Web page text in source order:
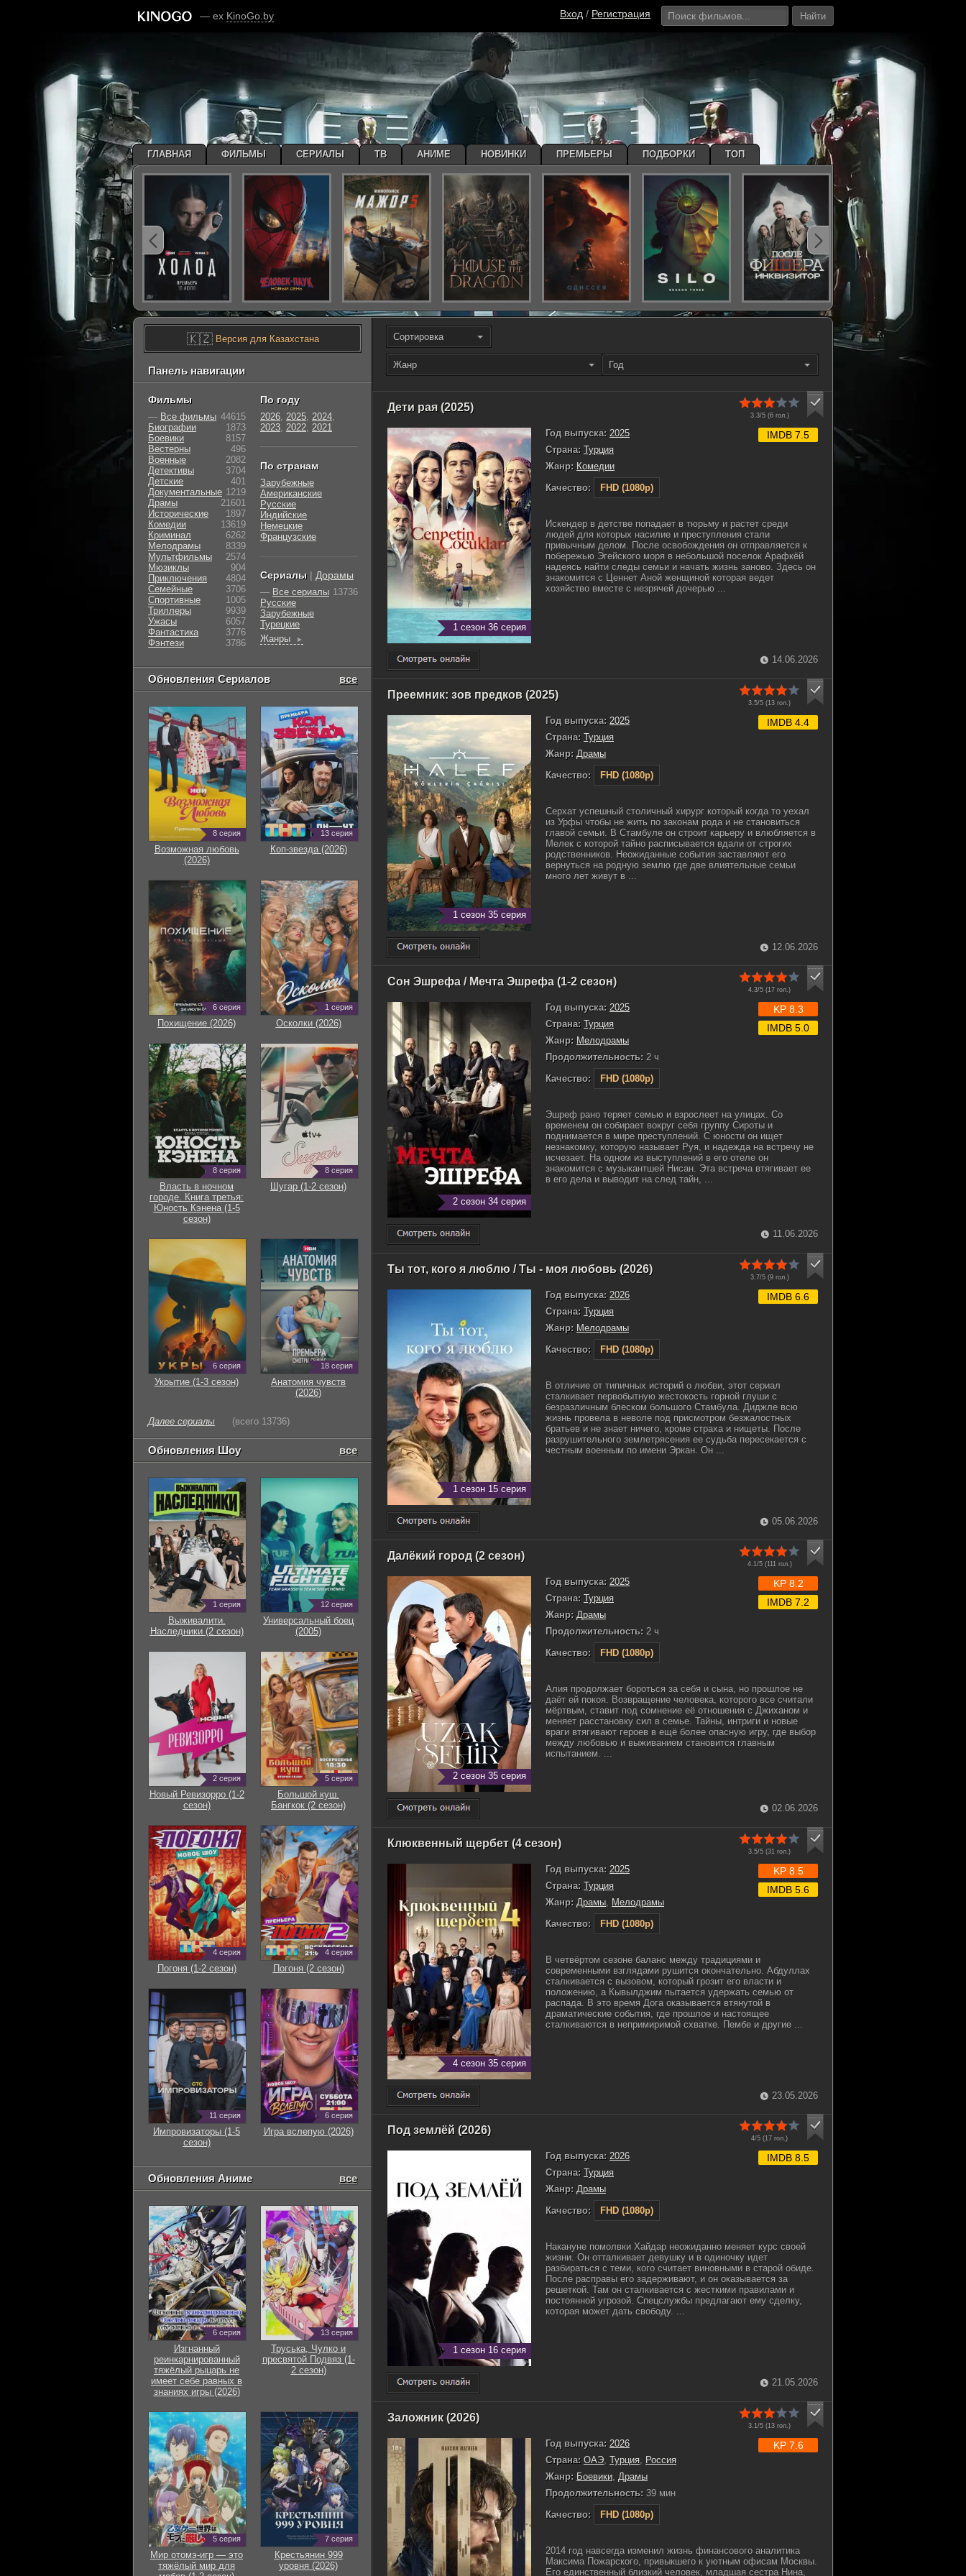
— ex KinoGo.by Вход / Регистрация Найти
Сортировка
Жанр Год
Дети рая (2025)
3.3/5 (6гол.)
1 сезон 36 серия
Год выпуска: 2025
Страна: Турция
Жанр: Комедии
Качество:
FHD (1080p)
IMDB 7.5
Искендер в детстве попадает в тюрьму и растет среди
людей для которых насилие и преступления стали
привычным делом. После освобождения он отправляется к
побережью Эгейского моря в небольшой поселок Арафкёй
надеясь найти следы семьи и начать жизнь заново. Здесь он
знакомится с Ценнет Аной женщиной которая ведет
хозяйство вместе с незрячей дочерью ...
14.06.2026
Преемник: зов предков (2025)
3.5/5 (13 гол.)
1 сезон 35 серия
Год выпуска: 2025
Страна: Турция
Жанр: Драмы
Качество:
FHD (1080p)
IMDB 4.4
Серхат успешный столичный хирург который когда то уехал
из Урфы чтобы не жить по законам рода и не становиться
главой семьи. В Стамбуле он строит карьеру и влюбляется в
Мелек с которой тайно расписывается вдали от строгих
родственников. Неожиданные события заставляют его
вернуться на родную землю где две влиятельные семьи
много лет живут в ...
12.06.2026
Сон Эшрефа / Мечта Эшрефа (1-2 сезон)
4.3/5 (17 гол.)
2 сезон 34 серия
Год выпуска: 2025
Страна: Турция
Жанр: Мелодрамы
Продолжительность: 2 ч
Качество:
FHD (1080p)
KP 8.3
IMDB 5.0
Эшреф рано теряет семью и взрослеет на улицах. Со
временем он собирает вокруг себя группу Сироты и
поднимается в мире преступлений. С юности он ищет
незнакомку, которую называет Руя, и надежда на встречу не
исчезает. На одном из выступлений в его отеле он
знакомится с музыкантшей Нисан. Эта встреча втягивает ее
в его дела и выводит на след тайн, ...
11.06.2026
Ты тот, кого я люблю / Ты - моя любовь (2026)
3.7/5 (9гол.)
1 сезон 15 серия
Год выпуска: 2026
Страна: Турция
Жанр: Мелодрамы
Качество:
FHD (1080p)
IMDB 6.6
В отличие от типичных историй о любви, этот сериал
сталкивает первобытную жестокость горной глуши с
безразличным блеском большого Стамбула. Диджле всю
жизнь провела в неволе под присмотром безжалостных
братьев и не знает ничего, кроме страха и нищеты. После
разрушительного землетрясения ее судьба пересекается с
честным военным по имени Эркан. Он ...
05.06.2026
Далёкий город (2 сезон)
4.1/5 (111гол.)
2 сезон 35 серия
Год выпуска: 2025
Страна: Турция
Жанр: Драмы
Продолжительность: 2 ч
Качество:
FHD (1080p)
KP 8.2
IMDB 7.2
Алия продолжает бороться за себя и сына, но прошлое не
даёт ей покоя. Возвращение человека, которого все считали
мёртвым, ставит под сомнение её отношения с Джиханом и
меняет расстановку сил в семье. Тайны, интриги и новые
враги втягивают героев в ещё более опасную игру, где выбор
между любовью и выживанием становится главным
испытанием. ...
02.06.2026
Клюквенный щербет (4 сезон)
3.5/5 (31 гол.)
4 сезон 35 серия
Год выпуска: 2025
Страна: Турция
Жанр: Драмы Мелодрамы
Качество:
FHD (1080p)
KP 8.5
IMDB 5.6
В четвёртом сезоне баланс между традициями и
современными взглядами рушится окончательно. Абдуллах
сталкивается с вызовом, который грозит его власти и
положению, а Кывылджим пытается удержать семью от
распада. В это время Дога оказывается втянутой в
драматические события, где прошлое и настоящее
сталкиваются в непримиримой схватке. Пембе и другие ...
23.05.2026
Под землёй (2026)
4/5 (17 гол.)
1 сезон 16 серия
Год выпуска: 2026
Страна: Турция
Жанр: Драмы
Качество:
FHD (1080p)
IMDB 8.5
Накануне помолвки Хайдар неожиданно меняет курс своей
жизни. Он отталкивает девушку и в одиночку идет
разбираться с теми, кого считает виновными в старой обиде.
После расправы его задерживают, и он оказывается за
решеткой. Там он сталкивается с жесткими правилами и
постоянной угрозой. Спецслужбы предлагают ему сделку,
которая может дать свободу. ...
21.05.2026
Заложник (2026)
3.1/5 (13 гол.)
Год выпуска: 2026
Страна: ОАЭ Турция Россия
Жанр: Боевики Драмы
Продолжительность: 39 мин
Качество:
FHD (1080p)
KP 7.6
2014 год навсегда изменил жизнь финансового аналитика
Максима Пожарского, привыкшего к уютным офисам Москвы.
Его единственный близкий человек, младшая сестра Нина,
🇰🇿Версия для Казахстана
Панель навигации
Фильмы
— Все фильмы 44615
Биографии
1873
Боевики
8157
Вестерны
496
Военные
2082
Детективы
3704
Детские
401
Документальные 1219
Драмы
21601
Исторические
1897
Комедии
13619
Криминал
6262
Мелодрамы
8339
Мультфильмы
2574
Мюзиклы
904
Приключения
4804
Семейные
3706
Cпортивные
1005
Триллеры
9939
Ужасы
6057
Фантастика
3776
Фэнтези
3786
По году
2026, 2025, 2024,
2023, 2022, 2021
По странам
Зарубежные
Американские
Русские
Индийские
Немецкие
Французские
Сериалы | Дорамы
— Все сериалы 13736
Русские
Зарубежные
Турецкие
Жанры
►
Обновления Сериалов все
8 серия
Возможная любовь
(2026)
13 серия
Коп-звезда (2026)
6 серия
Похищение (2026)
1 серия
Осколки (2026)
8 серия
Власть в ночном
городе. Книга третья:
Юность Кэнена (1-5
сезон)
8 серия
Шугар (1-2 сезон)
6 серия
Укрытие (1-3 сезон)
18 серия
Анатомия чувств
(2026)
Далее сериалы (всего 13736)
Обновления Шоу все
1 серия
Выживалити.
Наследники (2 сезон)
12 серия
Универсальный боец
(2005)
2 серия
Новый Ревизорро (1-2
сезон)
5 серия
Большой куш.
Бангкок (2 сезон)
4 серия
Погоня (1-2 сезон)
4 серия
Погоня (2 сезон)
11 серия
Импровизаторы (1-5
сезон)
6 серия
Игра вслепую (2026)
Обновления Аниме все
6 серия
Изгнанный
реинкарнированный
тяжёлый рыцарь не
имеет себе равных в
знаниях игры (2026)
13 серия
Труська, Чулко и
пресвятой Подвяз (1-
2 сезон)
5 серия
Мир отомэ-игр — это
тяжёлый мир для
7 серия
Крестьянин 999
уровня (2026)
ГЛАВНАЯ ФИЛЬМЫ СЕРИАЛЫ ТВ АНИМЕ НОВИНКИ ПРЕМЬЕРЫ ПОДБОРКИ ТОП